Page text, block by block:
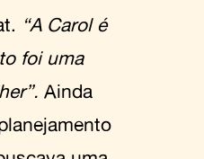
“A Carol é
foi uma
Ainda